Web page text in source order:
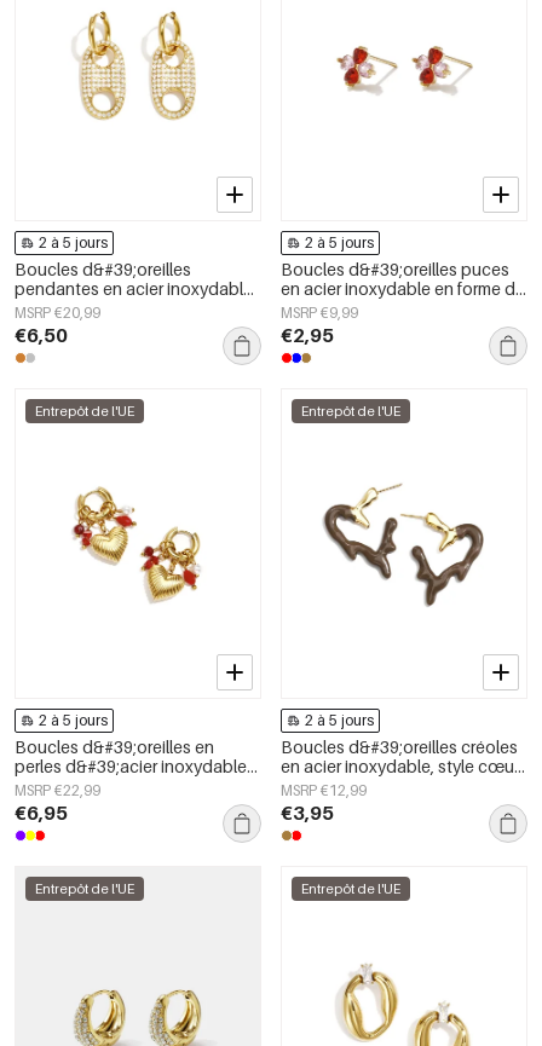
2 à 5 jours
Boucles d&#39;oreilles
pendantes en acier inoxydable,
forme géométrique, collection
simple pour le quotidien, bijoux
pour femmes
MSRP €20,99
€6,50
2 à 5 jours
Boucles d&#39;oreilles puces
en acier inoxydable en forme de
cœur, collection Daily Simple,
bijoux pour femmes
MSRP €9,99
€2,95
Entrepôt de l'UE
2 à 5 jours
Boucles d&#39;oreilles en
perles d&#39;acier inoxydable
en forme de cœur, collection
Daily Simple, bijoux pour
femmes
MSRP €22,99
€6,95
Entrepôt de l'UE
2 à 5 jours
Boucles d&#39;oreilles créoles
en acier inoxydable, style cœur,
collection Daily Simple, bijoux
pour femmes
MSRP €12,99
€3,95
Entrepôt de l'UE Entrepôt de l'UE